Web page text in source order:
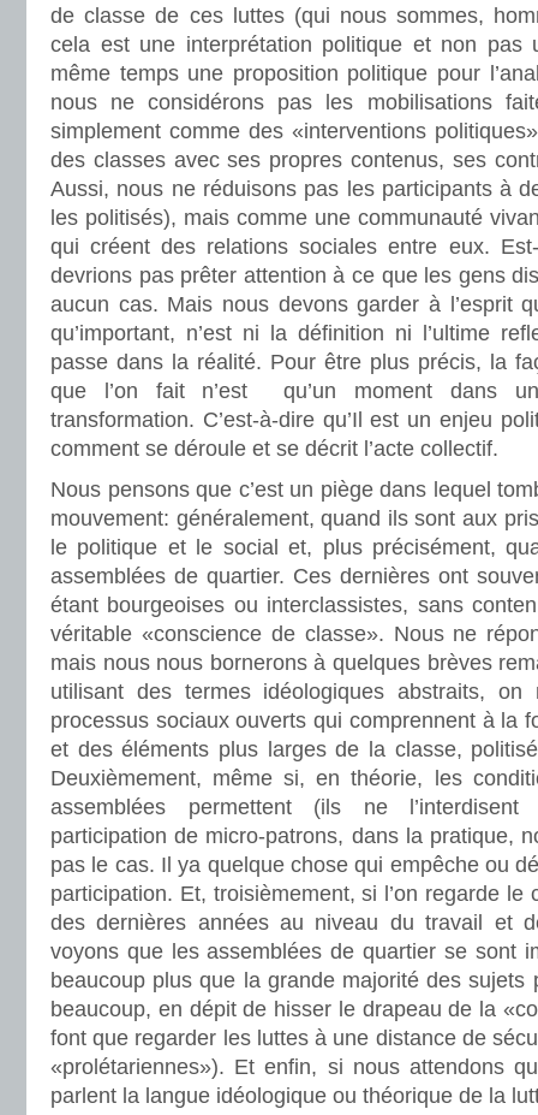
de classe de ces luttes (qui nous sommes,
cela est une interprétation politique et non pas
même temps une proposition politique pour
nous ne considérons pas les mobilisations
simplement comme des «interventions
des classes avec ses propres contenus, ses
Aussi, nous ne réduisons pas les participants à
les politisés), mais comme une communauté
qui créent des relations sociales entre eux.
devrions pas prêter attention à ce que les gens
aucun cas. Mais nous devons garder à l’esprit
qu’important, n’est ni la définition ni l’ultime
passe dans la réalité. Pour être plus précis, la
que l’on fait n’est qu’un moment dans
transformation. C’est-à-dire qu’Il est un enjeu
comment se déroule et se décrit l’acte collectif.
Nous pensons que c’est un piège dans lequel
mouvement: généralement, quand ils sont aux
le politique et le social et, plus précisément,
assemblées de quartier. Ces dernières ont
étant bourgeoises ou interclassistes, sans
véritable «conscience de classe». Nous ne
mais nous nous bornerons à quelques brèves
utilisant des termes idéologiques abstraits,
processus sociaux ouverts qui comprennent à la
et des éléments plus larges de la classe,
Deuxièmement, même si, en théorie, les
assemblées permettent (ils ne
participation de micro-patrons, dans la pratique,
pas le cas. Il ya quelque chose qui empêche ou
participation. Et, troisièmement, si l’on regarde le
des dernières années au niveau du travail et
voyons que les assemblées de quartier se sont
beaucoup plus que la grande majorité des sujets
beaucoup, en dépit de hisser le drapeau de la
font que regarder les luttes à une distance de
«prolétariennes»). Et enfin, si nous attendons
parlent la langue idéologique ou théorique de la